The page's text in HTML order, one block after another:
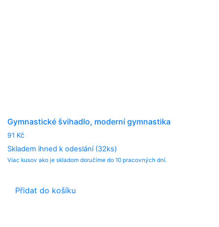
Gymnastické švihadlo, moderní gymnastika
91 Kč
Skladem ihned k odeslání (32ks)
Viac kusov ako je skladom doručíme do 10 pracovných dní.
Přidat do košíku